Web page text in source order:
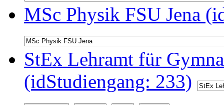
MSc Physik FSU Jena
StEx Lehramt für
(idStudiengang: 233)